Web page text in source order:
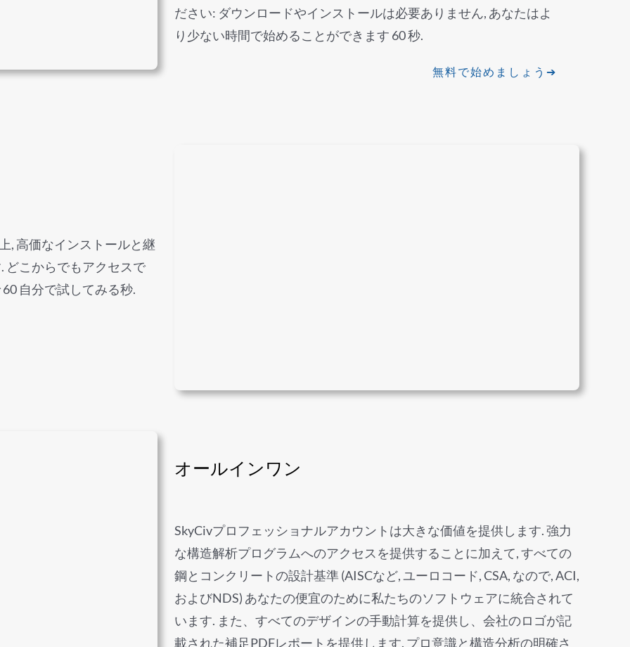
ださい: ダウンロードやインストールは必要ありません, あなたはよ
り少ない時間で始めることができます 60 秒.
無料で始めましょう➔
, 高価なインストールと継
どこからでもアクセスで
自分で試してみる秒.
オールインワン
SkyCivプロフェッショナルアカウントは大きな価値を提供します. 強力
な構造解析プログラムへのアクセスを提供することに加えて, すべての
鋼とコンクリートの設計基準 (AISCなど, ユーロコード, CSA, なので, ACI,
およびNDS) あなたの便宜のために私たちのソフトウェアに統合されて
います. また、すべてのデザインの手動計算を提供し、会社のロゴが記
載された補足PDFレポートを提供します. プロ意識と構造分析の明確さ